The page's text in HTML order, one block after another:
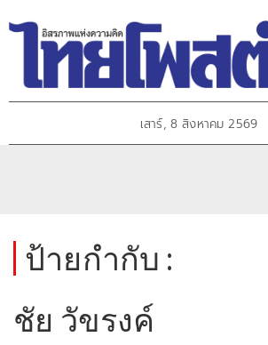
เสาร์, 8 สิงหาคม 2569
ป้ายกำกับ :
ชัย วัขรงค์